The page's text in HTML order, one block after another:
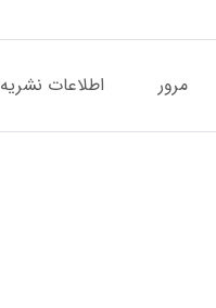
مرور اطلاعات نشریه